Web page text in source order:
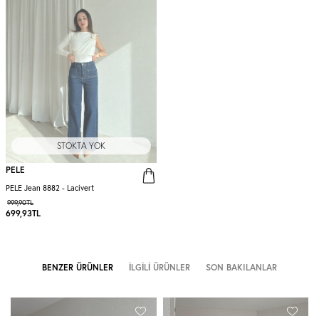
STOKTA YOK
PELE
PELE Jean 8882 - Lacivert
999,90TL
699,93TL
BENZER ÜRÜNLER İLGILI ÜRÜNLER SON BAKILANLAR